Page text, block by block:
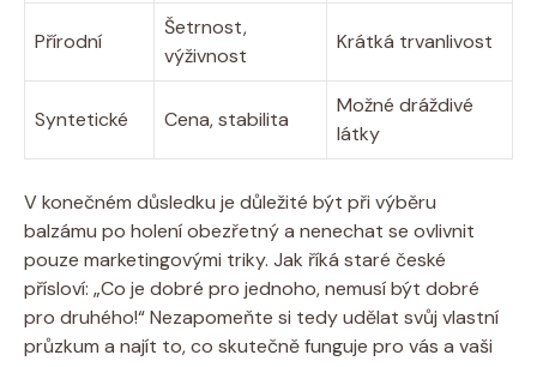
Přírodní
Šetrnost,
výživnost
Krátká trvanlivost
Syntetické Cena, stabilita
Možné dráždivé
látky
V konečném důsledku je důležité být při výběru
balzámu po holení obezřetný a nenechat se ovlivnit
pouze marketingovými triky. Jak říká staré české
přísloví: „Co je dobré pro jednoho, nemusí být dobré
pro druhého!“ Nezapomeňte si tedy udělat svůj vlastní
průzkum a najít to, co skutečně funguje pro vás a vaši